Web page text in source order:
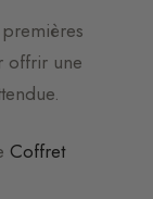
offrir une
Coffret